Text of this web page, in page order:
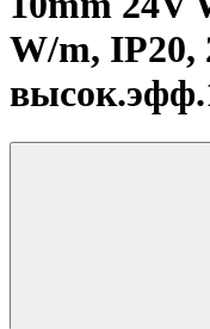
W/m, IP20,